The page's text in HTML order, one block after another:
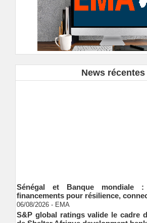
News récentes
Sénégal et Banque mondiale
financements pour résilience,
06/08/2026 EMA
S&P global ratings valide le cadre
de Shelter Afrique development